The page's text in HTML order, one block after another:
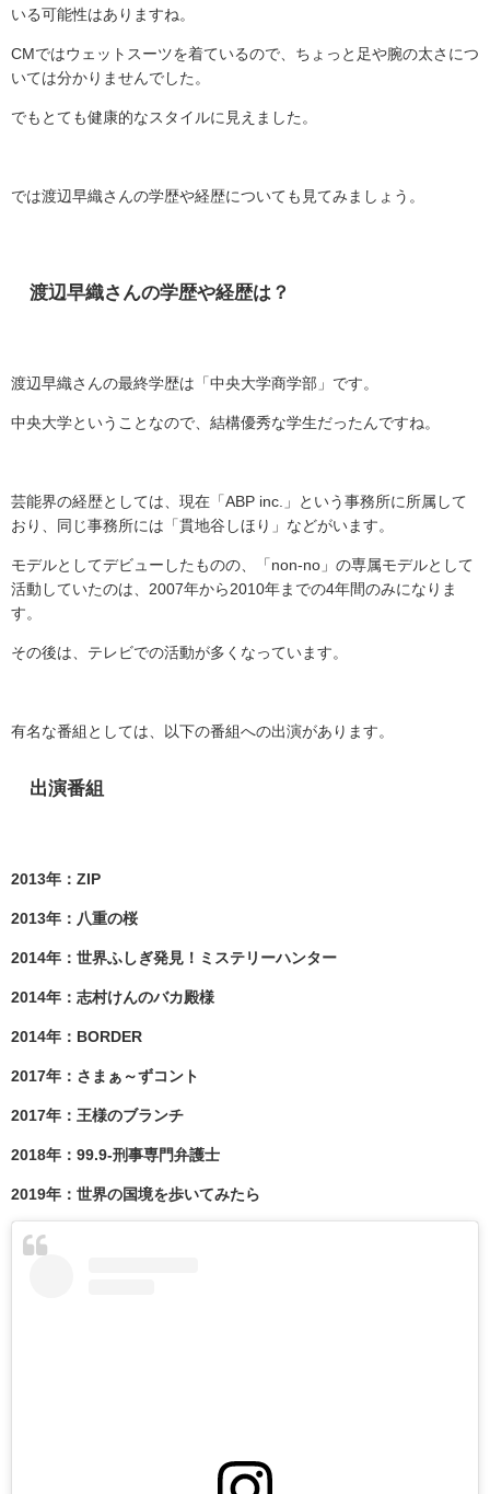
いる可能性はありますね。
CM ではウェットスーツを着ているので、ちょっと足や腕の太さにつ
いては分かりませんでした。
でもとても健康的なスタイルに見えました。
では渡辺早織さんの学歴や経歴についても見てみましょう。
渡辺早織さんの学歴や経歴は？
渡辺早織さんの最終学歴は「中央大学商学部」です。
中央大学ということなので、結構優秀な学生だったんですね。
芸能界の経歴としては、現在「ABP inc.
」という事務所に所属して
おり、同じ事務所には「貫地谷しほり」などがいます。
モデルとしてデビューしたものの、「 non-no 」の専属モデルとして
活動していたのは、 2007年から 2010年までの4年間のみになりま
す。
その後は、テレビでの活動が多くなっています。
有名な番組としては、以下の番組への出演があります。
出演番組
2013年：ZIP
2013年：八重の桜
2014年：世界ふしぎ発見！ミステリーハンター
2014年：志村けんのバカ殿様
2014年：BORDER
2017年：さまぁ～ずコント
2017年：王様のブランチ
2018年：99.9-刑事専門弁護士
2019年：世界の国境を歩いてみたら